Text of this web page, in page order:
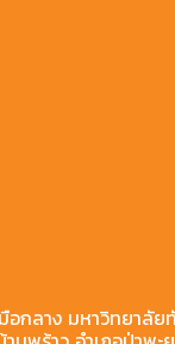
มือกลาง มหาวิทยาลั